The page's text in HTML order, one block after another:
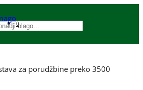
0
za porudžbine preko 3500